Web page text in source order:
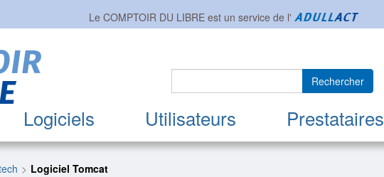
Le COMPTOIR DU LIBRE est un service de l'
Logiciels Utilisateurs Prestataires
Rechercher
Logiciel Tomcat